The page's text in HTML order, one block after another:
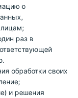
о
раз в
обработки своих
и решения